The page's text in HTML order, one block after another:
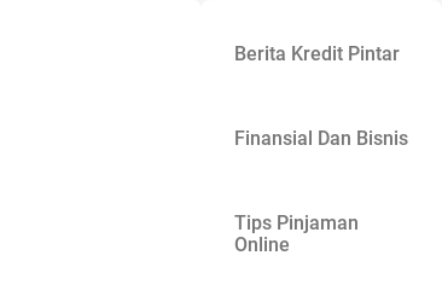
Berita Kredit Pintar
Finansial Dan Bisnis
Tips Pinjaman
Online